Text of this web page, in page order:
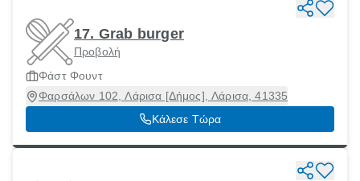
17. Grab burger
Προβολή
Φάστ Φουντ
Φαρσάλων 102, Λάρισα [Δήμος], Λάρισα, 41335
Κάλεσε Τώρα